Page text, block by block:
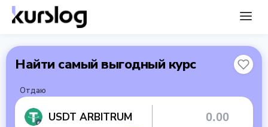
Найти самый выгодный курс
Отдаю
USDT ARBITRUM